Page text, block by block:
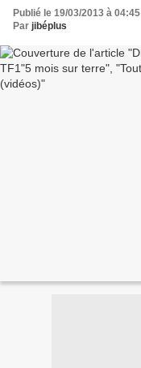
Publié le 19/03/2013 à 04:45
Par jibéplus